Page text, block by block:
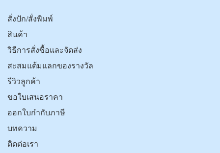
สั่งปัก/สั่งพิมพ์
สินค้า
วิธีการสั่งซื้อและจัดส่ง
สะสมแต้มแลกของรางวัล
รีวิวลูกค้า
ขอใบเสนอราคา
ออกใบกำกับภาษี
บทความ
ติดต่อเรา